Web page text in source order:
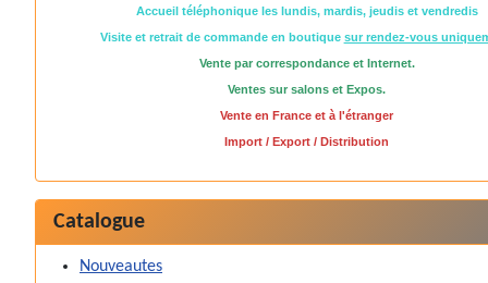
Accueil téléphonique les lundis, mardis, jeudis et vendredis
Visite et retrait de commande en boutique sur rendez-vous
Vente par correspondance et Internet.
Ventes sur salons et Expos.
Vente en France et à l'étranger
Import / Export / Distribution
Catalogue
Nouveautes